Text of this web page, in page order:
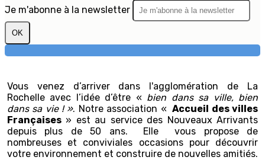
Je m'abonne à la newsletter
OK
Vous venez d’arriver dans l'agglomération de La
Rochelle avec l’idée d’être « bien dans sa ville, bien
dans sa vie ! ». Notre association « Accueil des villes
Françaises » est au service des Nouveaux Arrivants
depuis plus de 50 ans. Elle vous propose de
nombreuses et conviviales occasions pour découvrir
votre environnement et construire de nouvelles amitiés.